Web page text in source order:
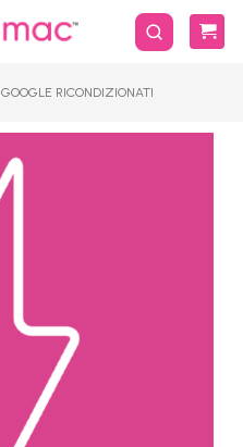
GOOGLE RICONDIZIONATI